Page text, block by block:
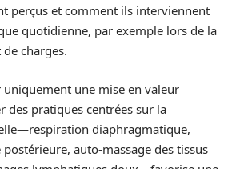
perçus et comment ils interviennent
quotidienne, par exemple lors de la
charges.
uniquement une mise en valeur
des pratiques centrées sur la
diaphragmatique,
auto-massage des tissus